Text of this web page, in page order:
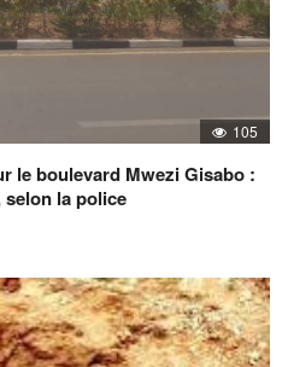
105
le boulevard Mwezi Gisabo :
la police